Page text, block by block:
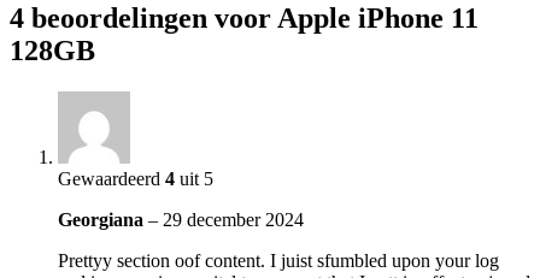
4 beoordelingen voor Apple iPhone 11
128GB
Gewaardeerd 4 uit 5
Georgiana – 29 december 2024
Prettyy section oof content. I juist sfumbled upon your log